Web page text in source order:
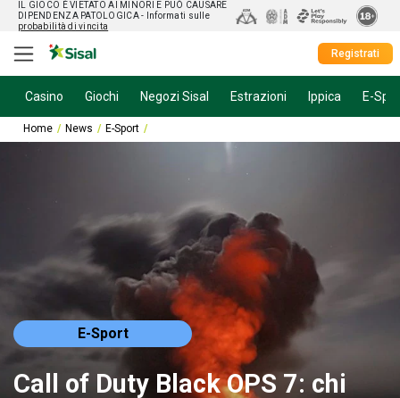
IL GIOCO È VIETATO AI MINORI E PUÒ CAUSARE
DIPENDENZA PATOLOGICA - Informati sulle
probabilità di vincita
Registrati
Casino Giochi Negozi Sisal Estrazioni Ippica E-
Home News E-Sport
E-Sport
Call of Duty Black OPS 7: chi